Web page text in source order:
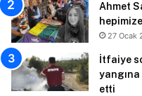
Ahmet
27 Ocak
İtfaiye
etti